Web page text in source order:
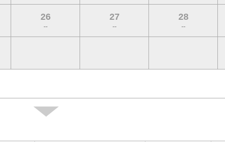
26
--
27
--
28
--